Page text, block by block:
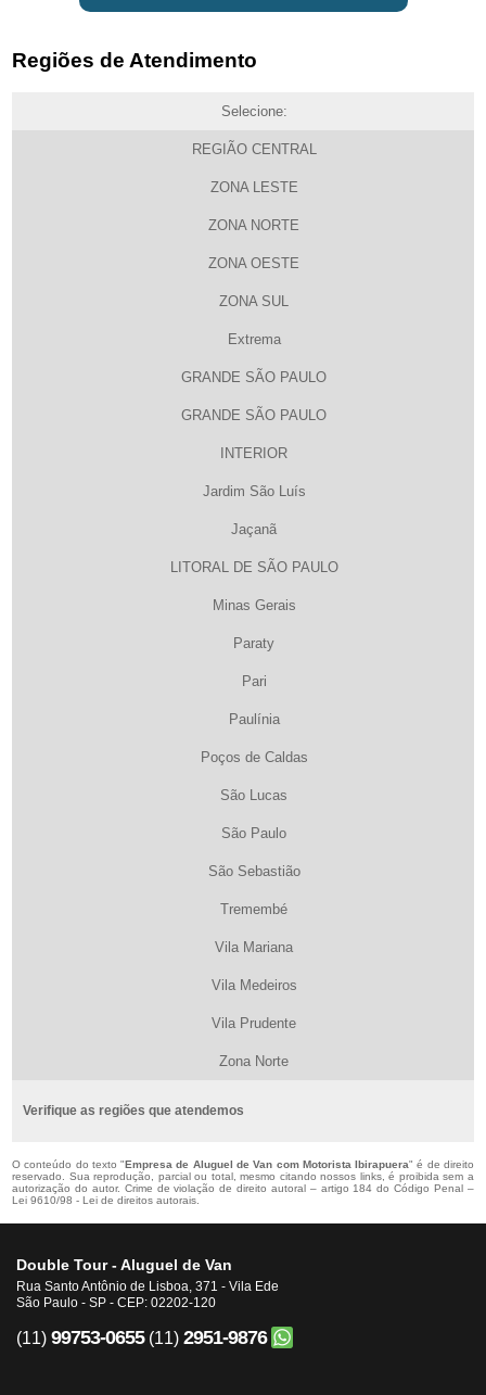
Regiões de Atendimento
Selecione:
REGIÃO CENTRAL
ZONA LESTE
ZONA NORTE
ZONA OESTE
ZONA SUL
Extrema
GRANDE SÃO PAULO
GRANDE SÃO PAULO
INTERIOR
Jardim São Luís
Jaçanã
LITORAL DE SÃO PAULO
Minas Gerais
Paraty
Pari
Paulínia
Poços de Caldas
São Lucas
São Paulo
São Sebastião
Tremembé
Vila Mariana
Vila Medeiros
Vila Prudente
Zona Norte
Verifique as regiões que atendemos
O conteúdo do texto " Empresa de Aluguel de Van com Motorista Ibirapuera" é de direito
reservado. Sua reprodução, parcial ou total, mesmo citando nossos links, é proibida sem a
autorização do autor. Crime de violação de direito autoral – artigo 184 do Código Penal –
Lei 9610/98 - Lei de direitos autorais.
Double Tour - Aluguel de Van
Rua Santo Antônio de Lisboa, 371 - Vila Ede
São Paulo - SP - CEP: 02202-120
(11) 99753-0655 (11) 2951-9876